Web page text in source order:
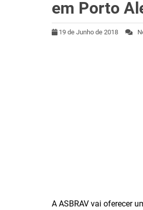
em Porto
19 de Junho de 2018
A ASBRAV vai oferecer